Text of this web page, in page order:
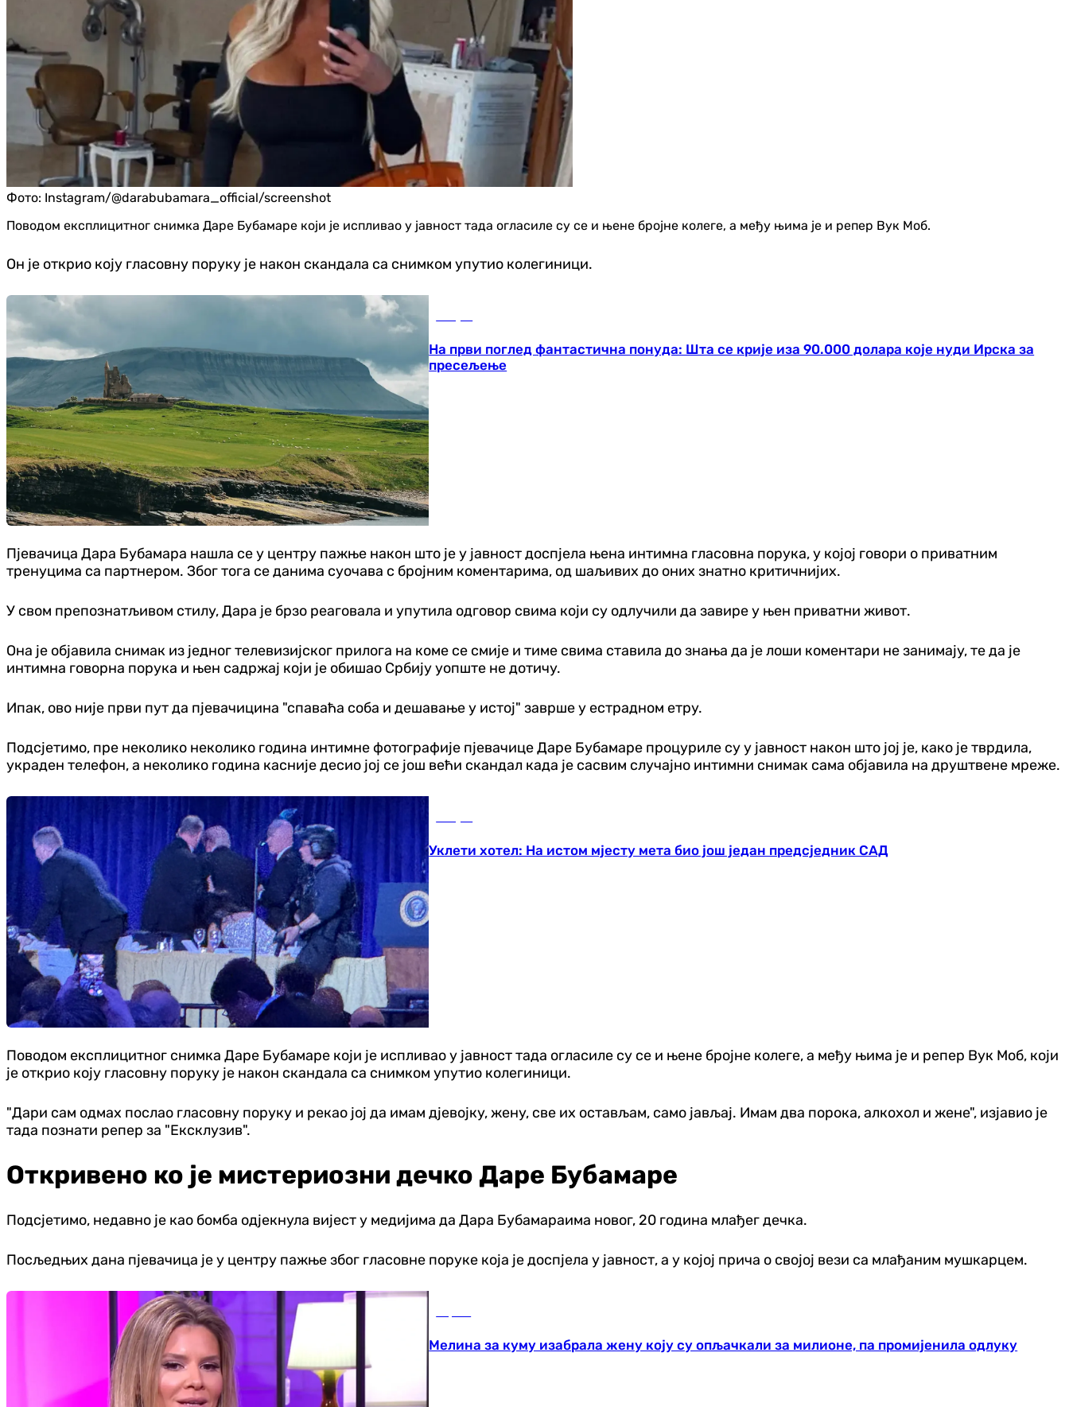
Фото: Instagram/@darabubamara_official/screenshot
Поводом експлицитног снимка Даре Бубамаре који је испливао у јавност тада огласиле су се и њене бројне колеге, а међу њима је и репер Вук Моб.
Он је открио коју гласовну поруку је након скандала са снимком упутио колегиници.
На први поглед фантастична понуда: Шта се крије иза 90.000 долара које нуди Ирска за
пресељење
Пјевачица Дара Бубамара нашла се у центру пажње након што је у јавност доспјела њена интимна гласовна порука, у којој говори о приватним
тренуцима са партнером. Због тога се данима суочава с бројним коментарима, од шаљивих до оних знатно критичнијих.
У свом препознатљивом стилу, Дара је брзо реаговала и упутила одговор свима који су одлучили да завире у њен приватни живот.
Она је објавила снимак из једног телевизијског прилога на коме се смије и тиме свима ставила до знања да је лоши коментари не занимају, те да је
интимна говорна порука и њен садржај који је обишао Србију уопште не дотичу.
Ипак, ово није први пут да пјевачицина "спаваћа соба и дешавање у истој" заврше у естрадном етру.
Подсјетимо, пре неколико неколико година интимне фотографије пјевачице Даре Бубамаре процуриле су у јавност након што јој је, како је тврдила,
украден телефон, а неколико година касније десио јој се још већи скандал када је сасвим случајно интимни снимак сама објавила на друштвене мреже.
Уклети хотел: На истом мјесту мета био још један предсједник САД
Поводом експлицитног снимка Даре Бубамаре који је испливао у јавност тада огласиле су се и њене бројне колеге, а међу њима је и репер Вук Моб, који
је открио коју гласовну поруку је након скандала са снимком упутио колегиници.
"Дари сам одмах послао гласовну поруку и рекао јој да имам дјевојку, жену, све их остављам, само јављај. Имам два порока, алкохол и жене", изјавио је
тада познати репер за "Ексклузив".
Откривено ко је мистериозни дечко Даре Бубамаре
Подсјетимо, недавно је као бомба одјекнула вијест у медијима да Дара Бубамараима новог, 20 година млађег дечка.
Посљедњих дана пјевачица је у центру пажње због гласовне поруке која је доспјела у јавност, а у којој прича о својој вези са млађаним мушкарцем.
Мелина за куму изабрала жену коју су опљачкали за милионе, па промијенила одлуку